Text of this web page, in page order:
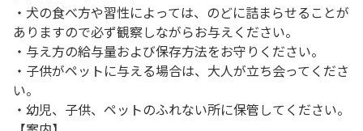
・犬の食べ方や習性によっては、のどに詰まらせることが
ありますので必ず観察しながらお与えください。
・与え方の給与量および保存方法をお守りください。
・子供がペットに与える場合は、大人が立ち会ってくださ
い。
・幼児、子供、ペットのふれない所に保管してください。